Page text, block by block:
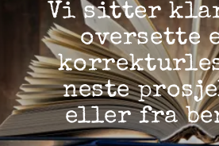
Vi sitter
oversette
neste
eller fra